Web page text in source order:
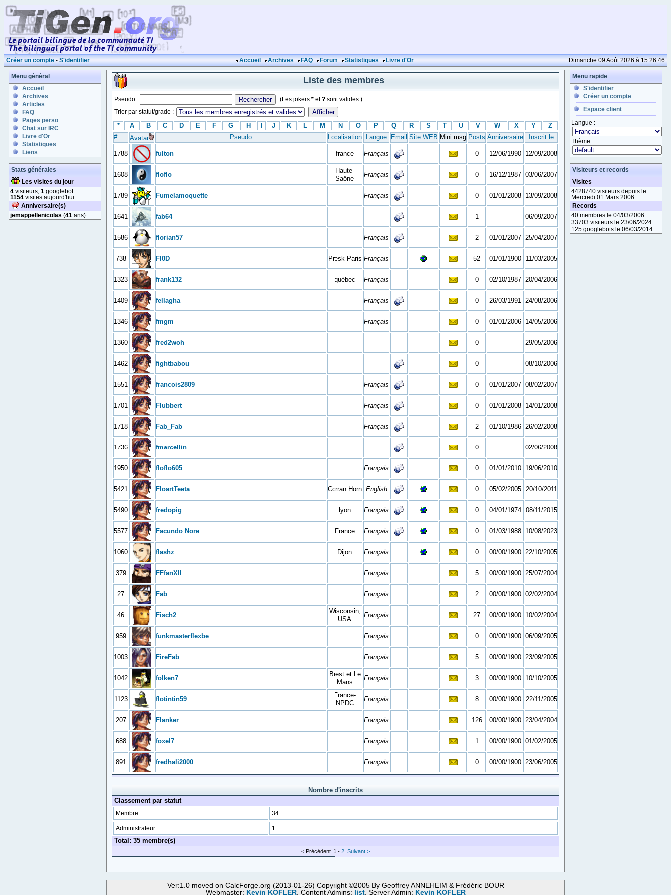
Créer un compte - S'identifier Accueil Archives FAQ Forum Statistiques Livre d'Or Dimanche 09 Août 2026 à 15:26:46
Menu général
Accueil
Archives
Articles
FAQ
Pages perso
Chat sur IRC
Livre d'Or
Statistiques
Liens
Stats générales
Les visites du jour
4 visiteurs, 1 googlebot.
1154 visites aujourd'hui
Anniversaire(s)
jemappellenicolas (41 ans)
Liste des membres
Pseudo : (Les jokers * et? sont valides.)
Trier par statut/grade :
* A B C D E F G H J K L M N O P Q R S T U V W X Y
Z
#
Avatar Pseudo Localisation Langue Email Site WEB Mini msg Posts Anniversaire Inscrit le
1788 fulton france Français 0 12/06/1990 12/09/2008
1608 floflo
Haute-
Saône
Français 0 16/12/1987 03/06/2007
1789 Fumelamoquette Français 0 01/01/2008 13/09/2008
1641 fab64 1 06/09/2007
1586 florian57 Français 2 01/01/2007 25/04/2007
738 Fl0D Presk Paris Français 52 01/01/1900 11/03/2005
1323 frank132 québec Français 0 02/10/1987 20/04/2006
1409 fellagha Français 0 26/03/1991 24/08/2006
1346 fmgm Français 0 01/01/2006 14/05/2006
1360 fred2woh 0 29/05/2006
1462 fightbabou 0 08/10/2006
1551 francois2809 Français 0 01/01/2007 08/02/2007
1701 Flubbert Français 0 01/01/2008 14/01/2008
1718 Fab_Fab Français 2 01/10/1986 26/02/2008
1736 fmarcellin 0 02/06/2008
1950 floflo605 Français 0 01/01/2010 19/06/2010
5421 FloartTeeta Corran Horn English 0 05/02/2005 20/10/2011
5490 fredopig lyon Français 0 04/01/1974 08/11/2015
5577 Facundo Nore France Français 0 01/03/1988 10/08/2023
1060 flashz Dijon Français 0 00/00/1900 22/10/2005
379 FFfanXII Français 5 00/00/1900 25/07/2004
27 Fab_ Français 2 00/00/1900 02/02/2004
46 Fisch2
Wisconsin,
USA
Français 27 00/00/1900 10/02/2004
959 funkmasterflexbe Français 0 00/00/1900 06/09/2005
1003 FireFab Français 5 00/00/1900 23/09/2005
1042 folken7
Brest et Le
Mans
Français 3 00/00/1900 10/10/2005
1123 flotintin59
France-
NPDC
Français 8 00/00/1900 22/11/2005
207 Flanker Français 126 00/00/1900 23/04/2004
688 foxel7 Français 1 00/00/1900 01/02/2005
891 fredhali2000 Français 0 00/00/1900 23/06/2005
Nombre d'inscrits
Classement par statut
Membre 34
Administrateur 1
Total: 35 membre(s)
< Précédent 1 - 2 Suivant >
Ver:1.0 moved on CalcForge.org (2013-01-26) Copyright ©2005 By Geoffrey ANNEHEIM & Frédéric BOUR
Webmaster: Kevin KOFLER, Content Admins: list, Server Admin: Kevin KOFLER
Menu rapide
S'identifier
Créer un compte
Espace client
Langue :
Thème :
Visiteurs et records
Visites
4428740 visiteurs depuis le
Mercredi 01 Mars 2006.
Records
40 membres le 04/03/2006.
33703 visiteurs le 23/06/2024.
125 googlebots le 06/03/2014.